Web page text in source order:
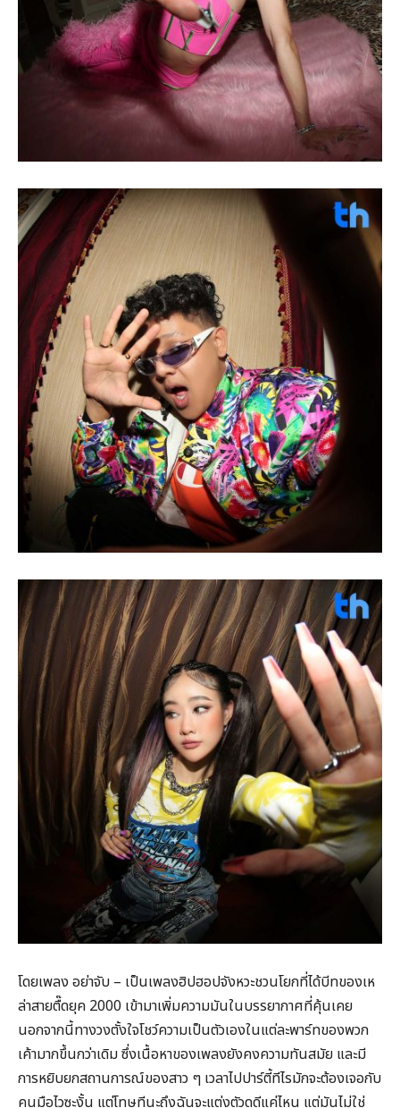
โดยเพลง อย่าจับ – เป็นเพลงฮิปฮอปจังหวะชวนโยกที่ได้บีทของเห
ล่าสายตื๊ดยุค 2000 เข้ามาเพิ่มความมันในบรรยากาศที่คุ้นเคย
นอกจากนี้ทางวงตั้งใจโชว์ความเป็นตัวเองในแต่ละพาร์ทของพวก
เค้ามากขึ้นกว่าเดิม ซึ่งเนื้อหาของเพลงยังคงความทันสมัย และมี
การหยิบยกสถานการณ์ของสาว ๆ เวลาไปปาร์ตี้ทีไรมักจะต้องเจอกับ
คนมือไวซะงั้น แต่โทษทีนะถึงฉันจะแต่งตัวดูดีแค่ไหน แต่มันไม่ใช่